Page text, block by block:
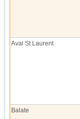
Aval St Laurent
Balate